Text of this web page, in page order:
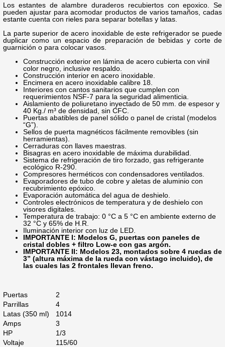
Los estantes de alambre duraderos recubiertos con epoxico. Se
pueden ajustar para acomodar productos de varios tamaños, cadas
estante cuenta con rieles para separar botellas y latas.
La parte superior de acero inoxidable de este refrigerador se puede
duplicar como un espacio de preparación de bebidas y corte de
guarnición o para colocar vasos.
Construcción exterior en lámina de acero cubierta con vinil
color negro, inclusive respaldo.
Construcción interior en acero inoxidable.
Encimera en acero inoxidable calibre 18.
Interiores con cantos sanitarios que cumplen con
requerimientos NSF-7 para la seguridad alimenticia.
Aislamiento de poliuretano inyectado de 50 mm. de espesor y
40 Kg./ m³ de densidad, sin CFC.
Puertas abatibles de panel sólido o panel de cristal (modelos
“G”).
Sellos de puerta magnéticos fácilmente removibles (sin
herramientas).
Cerraduras con llaves maestras.
Bisagras en acero inoxidable de máxima durabilidad.
Sistema de refrigeración de tiro forzado, gas refrigerante
ecológico R-290.
Compresores herméticos con condensadores ventilados.
Evaporadores de tubo de cobre y aletas de aluminio con
recubrimiento epóxico.
Evaporación automática del agua de deshielo.
Controles electrónicos de temperatura y de deshielo con
visores digitales.
Temperatura de trabajo: 0 °C a 5 °C en ambiente externo de
32 °C y 65% de H.R.
Iluminación interior con luz de LED.
IMPORTANTE I: Modelos G, puertas con paneles de
cristal dobles + filtro Low-e con gas argón.
IMPORTANTE II: Modelos 23, montados sobre 4 ruedas de
3” (altura máxima de la rueda con vástago incluido), de
las cuales las 2 frontales llevan freno.
Puertas
2
Parrillas
4
Latas (350 ml)
1014
Amps
3
HP
1/3
Voltaje
115/60